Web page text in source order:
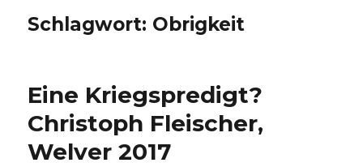
Schlagwort: Obrigkeit
Eine Kriegspredigt?
Christoph Fleischer,
Welver 2017